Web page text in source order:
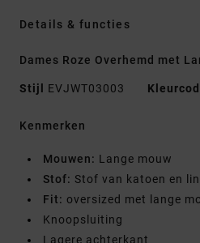
Details & functies
Dames Roze Overhemd met
Stijl EVJWT03003
Kenmerken
Mouwen: Lange mouw
Stof: Stof van katoen en
Fit: oversized met lange
Knoopsluiting
Lagere achterkant